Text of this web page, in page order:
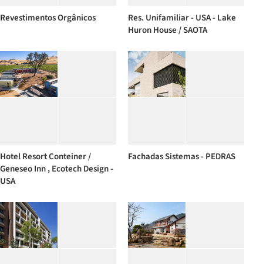
Revestimentos Orgânicos
Res. Unifamiliar - USA - Lake
Huron House / SAOTA
Hotel Resort Conteiner /
Geneseo Inn , Ecotech Design -
USA
Fachadas Sistemas - PEDRAS